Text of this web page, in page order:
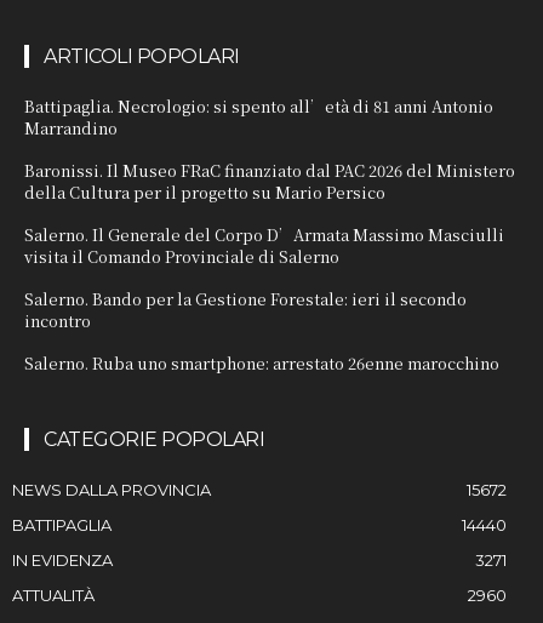
ARTICOLI POPOLARI
Battipaglia. Necrologio: si spento all’età di 81 anni Antonio
Marrandino
Baronissi. Il Museo FRaC finanziato dal PAC 2026 del Ministero
della Cultura per il progetto su Mario Persico
Salerno. Il Generale del Corpo D’Armata Massimo Masciulli
visita il Comando Provinciale di Salerno
Salerno. Bando per la Gestione Forestale: ieri il secondo
incontro
Salerno. Ruba uno smartphone: arrestato 26enne marocchino
CATEGORIE POPOLARI
NEWS DALLA PROVINCIA
15672
BATTIPAGLIA
14440
IN EVIDENZA
3271
ATTUALITÀ
2960